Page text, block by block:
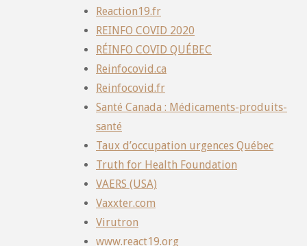
Reaction19.fr
REINFO COVID 2020
RÉINFO COVID QUÉBEC
Reinfocovid.ca
Reinfocovid.fr
Santé Canada : Médicaments-produits-
santé
Taux d’occupation urgences Québec
Truth for Health Foundation
VAERS (USA)
Vaxxter.com
Virutron
www.react19.org